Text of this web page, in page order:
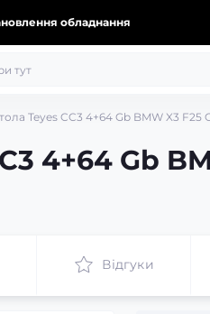
обладнання
Teyes CC3 4+64 Gb BMW X3 F25
4+64 Gb
Відгуки